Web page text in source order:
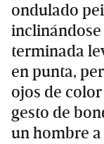
ondulado
terminada
en punta,
ojos de
gesto de
un hombre